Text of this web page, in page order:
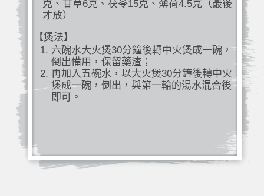
克、甘草6克、茯苓15克、薄荷4.5克（最後
才放）
【煲法】
六碗水大火煲30分鐘後轉中火煲成一碗，
倒出備用，保留藥渣；
再加入五碗水，以大火煲30分鐘後轉中火
煲成一碗，倒出，與第一輪的湯水混合後
即可。